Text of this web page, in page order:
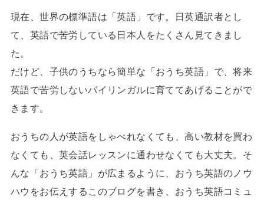
現在、世界の標準語は「英語」です。日英通訳者とし
て、英語で苦労している日本人をたくさん見てきまし
た。
だけど、子供のうちなら簡単な「おうち英語」で、将来
英語で苦労しないバイリンガルに育ててあげることがで
きます。
おうちの人が英語をしゃべれなくても、高い教材を買わ
なくても、英会話レッスンに通わせなくても大丈夫。そ
んな「おうち英語」が広まるように、おうち英語のノウ
ハウをお伝えするこのブログを書き、おうち英語コミュ